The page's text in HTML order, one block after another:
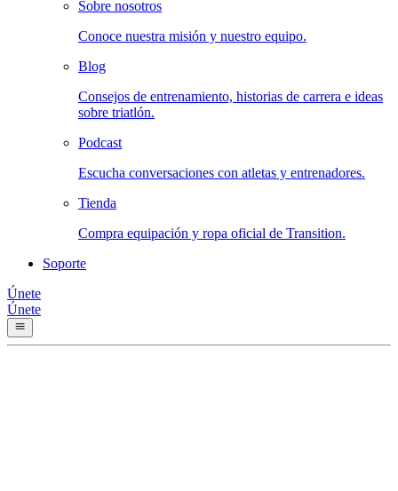
Sobre nosotros
Conoce nuestra misión y nuestro equipo.
Blog
Consejos de entrenamiento, historias de carrera e ideas
sobre triatlón.
Podcast
Escucha conversaciones con atletas y entrenadores.
Tienda
Compra equipación y ropa oficial de Transition.
Soporte
Únete
Únete